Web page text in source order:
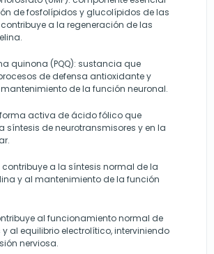
de fosfolípidos y glucolípidos de las
a la regeneración de las
quinona (PQQ): sustancia que
de defensa antioxidante y
de la función neuronal.
activa de ácido fólico que
síntesis de neurotransmisores y en la
contribuye a la síntesis normal de la
y al mantenimiento de la función
al funcionamiento normal de
al equilibrio electrolítico, interviniendo
nerviosa.